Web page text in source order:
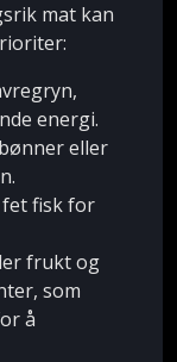
mat kan
energi.
eller
fisk for
frukt og
som
å